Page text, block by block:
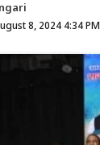
8, 2024 4:34 PM